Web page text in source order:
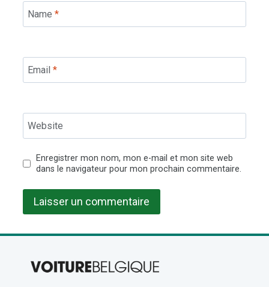
Name *
Email *
Website
Enregistrer mon nom, mon e-mail et mon site web
dans le navigateur pour mon prochain commentaire.